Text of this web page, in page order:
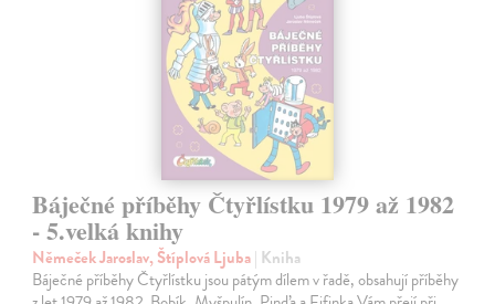
Báječné příběhy Čtyřlístku 1979 až 1982
- 5.velká knihy
Němeček Jaroslav, Štíplová Ljuba| Kniha
Báječné příběhy Čtyřlístku jsou pátým dílem v řadě, obsahují příběhy